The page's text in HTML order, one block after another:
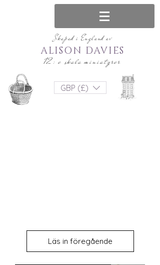
Skapad i England av
12: e skala miniatyrer
ALISON DAVIES
GBP (£)
Läs in föregående